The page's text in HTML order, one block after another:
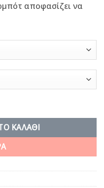
αποφασίζει να
ΚΑΛΆΘΙ